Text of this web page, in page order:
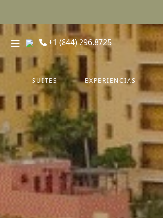
+1 (844) 296.8725
SUITES EXPERIENCIAS